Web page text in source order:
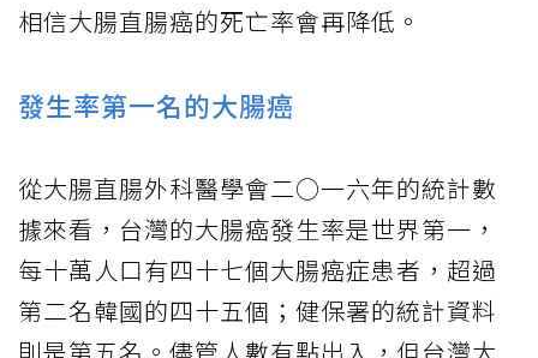
相信大腸直腸癌的死亡率會再降低。
發生率第一名的大腸癌
從大腸直腸外科醫學會二○一六年的統計數
據來看，台灣的大腸癌發生率是世界第一，
每十萬人口有四十七個大腸癌症患者，超過
第二名韓國的四十五個；健保署的統計資料